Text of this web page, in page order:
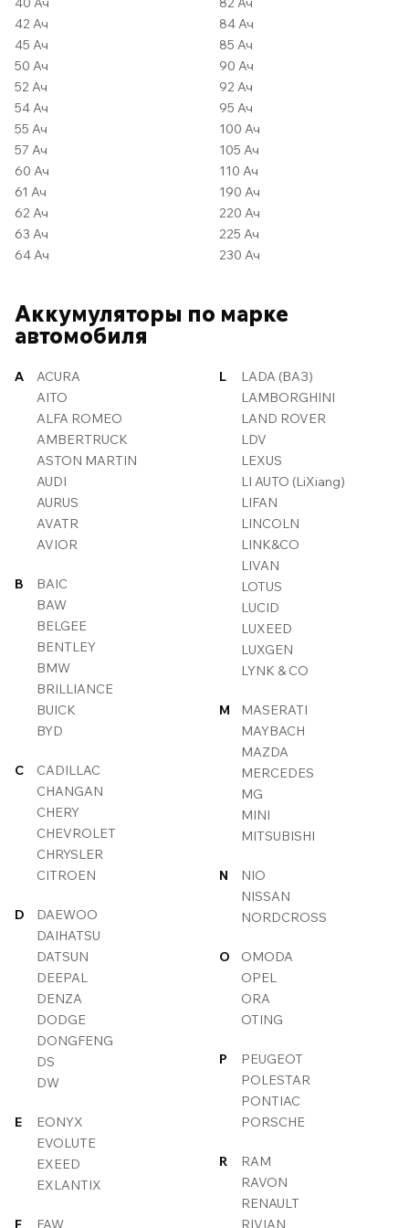
42 Ач
45 Ач
50 Ач
52 Ач
54 Ач
55 Ач
57 Ач
60 Ач
61 Ач
62 Ач
63 Ач
64 Ач
84 Ач
85 Ач
90 Ач
92 Ач
95 Ач
100 Ач
105 Ач
110 Ач
190 Ач
220 Ач
225 Ач
230 Ач
Аккумуляторы по марке
автомобиля
A
ACURA
AITO
ALFA ROMEO
AMBERTRUCK
ASTON MARTIN
AUDI
AURUS
AVATR
AVIOR
B
BAIC
BAW
BELGEE
BENTLEY
BMW
BRILLIANCE
BUICK
BYD
C
CADILLAC
CHANGAN
CHERY
CHEVROLET
CHRYSLER
CITROEN
D
DAEWOO
DAIHATSU
DATSUN
DEEPAL
DENZA
DODGE
DONGFENG
DS
DW
E
EONYX
EVOLUTE
EXEED
EXLANTIX
L
LADA (ВАЗ)
LAMBORGHINI
LAND ROVER
LDV
LEXUS
LI AUTO (LiXiang)
LIFAN
LINCOLN
LINK&CO
LIVAN
LOTUS
LUCID
LUXEED
LUXGEN
LYNK & CO
M
MASERATI
MAYBACH
MAZDA
MERCEDES
MG
MINI
MITSUBISHI
N
NIO
NISSAN
NORDCROSS
O
OMODA
OPEL
ORA
OTING
P
PEUGEOT
POLESTAR
PONTIAC
PORSCHE
R
RAM
RAVON
RENAULT